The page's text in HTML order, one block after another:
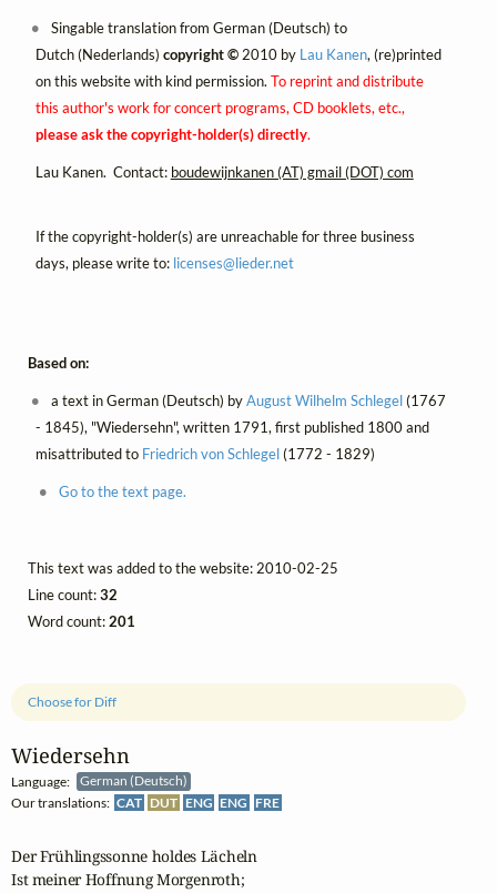
Wiedersehn
Language:
German (Deutsch)
Our translations: CAT DUT ENG ENG FRE
Choose for Diff
Der Frühlingssonne holdes Lächeln
Ist meiner Hoffnung Morgenroth;
Singable translation from German (Deutsch) to
Dutch (Nederlands) copyright ©2010 by Lau Kanen, (re)printed
on this website with kind permission. To reprint and distribute
this author's work for concert programs, CD booklets, etc.,
please ask the copyright-holder(s) directly.
Lau Kanen. Contact: boudewijnkanen (AT) gmail (DOT) com
If the copyright-holder(s) are unreachable for three business
days, please write to: licenses@lieder.net
Based on:
a text in German (Deutsch) byAugust Wilhelm Schlegel(1767
- 1845), "Wiedersehn", written 1791, first published 1800 and
misattributed to Friedrich von Schlegel(1772 - 1829)
Go to the text page.
This text was added to the website: 2010-02-25
Line count:32
Word count:201